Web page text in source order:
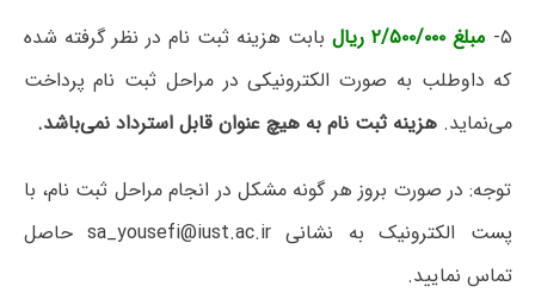
۵- مبلغ ۲/۵۰۰/۰۰۰ ریال
بابت هزینه ثبت نام در نظر گرفته شده
که داوطلب به صورت الکترونیکی در مراحل ثبت نام پرداخت
می‌نماید.هزینه ثبت نام به هیچ عنوان قابل استرداد نمی‌باشد.
توجه: در صورت بروز هر گونه مشکل در انجام مراحل ثبت نام، با
پست الکترونیک به نشانی sa_yousefi@iust.ac.ir حاصل
تماس نمایید.